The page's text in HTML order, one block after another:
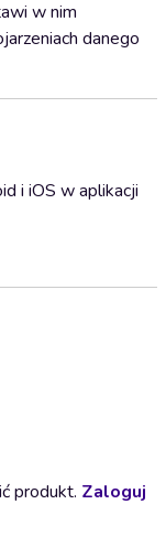
w nim
danego
i iOS w aplikacji
produkt. Zaloguj